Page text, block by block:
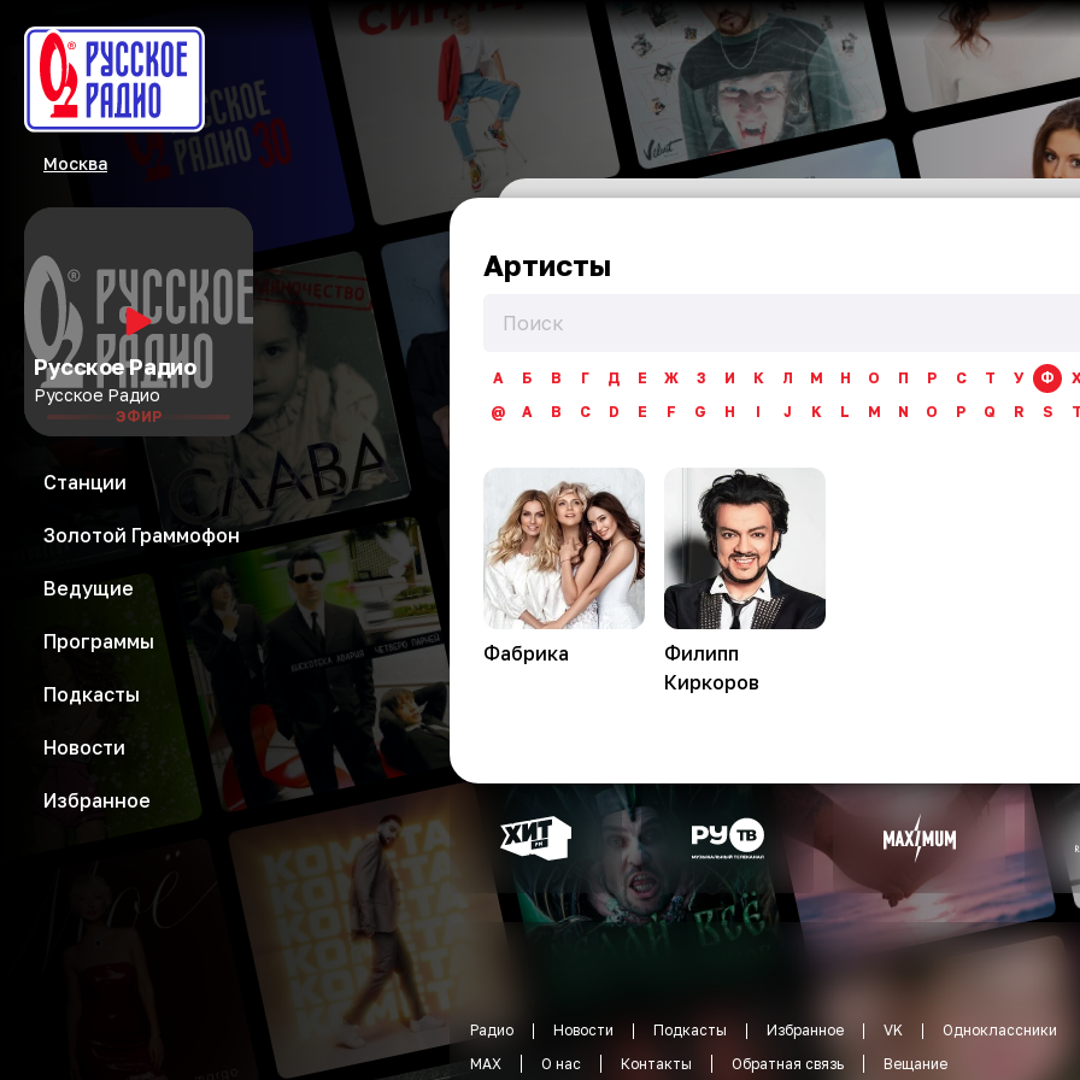
Москва
Русское Радио
Русское Радио
ЭФИР
Станции
Золотой Граммофон
Ведущие
Программы
Подкасты
Новости
Избранное
Артисты
А Б В Г Д Е Ж З И К Л М Н О П Р С Т У Ф
@
A B C D E F G H I J K L M N O P Q R S
Фабрика
Филипп
Киркоров
Радио Новости Подкасты Избранное VK
Одноклассники
MAX
О нас Контакты Обратная связь Вещание